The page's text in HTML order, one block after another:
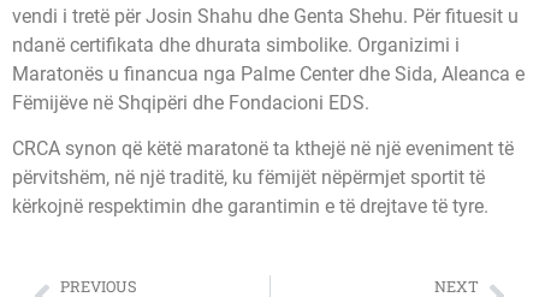
vendi i tretë për Josin Shahu dhe Genta Shehu. Për fituesit u
ndanë certifikata dhe dhurata simbolike. Organizimi i
Maratonës u financua nga Palme Center dhe Sida, Aleanca e
Fëmijëve në Shqipëri dhe Fondacioni EDS.
CRCA synon që këtë maratonë ta kthejë në një eveniment të
përvitshëm, në një traditë, ku fëmijët nëpërmjet sportit të
kërkojnë respektimin dhe garantimin e të drejtave të tyre.
PREVIOUS NEXT